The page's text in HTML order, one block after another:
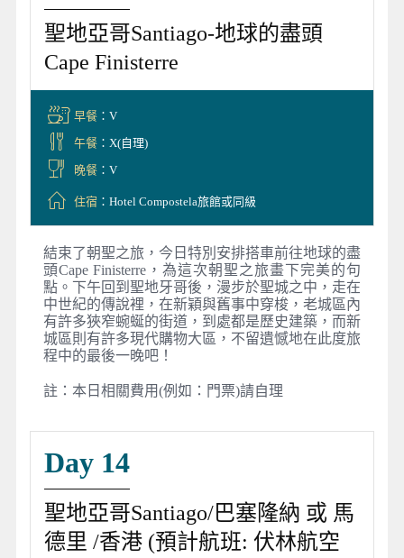
聖地亞哥Santiago-地球的盡頭
Cape Finisterre
早餐：V
午餐：X(自理)
晚餐：V
住宿：Hotel Compostela旅館或同級
結束了朝聖之旅，今日特別安排搭車前往地球的盡
頭Cape Finisterre，為這次朝聖之旅畫下完美的句
點。下午回到聖地牙哥後，漫步於聖城之中，走在
中世紀的傳說裡，在新穎與舊事中穿梭，老城區內
有許多狹窄蜿蜒的街道，到處都是歷史建築，而新
城區則有許多現代購物大區，不留遺憾地在此度旅
程中的最後一晚吧！
註：本日相關費用(例如：門票)請自理
Day 14
聖地亞哥Santiago/巴塞隆納 或 馬
德里 /香港 (預計航班: 伏林航空